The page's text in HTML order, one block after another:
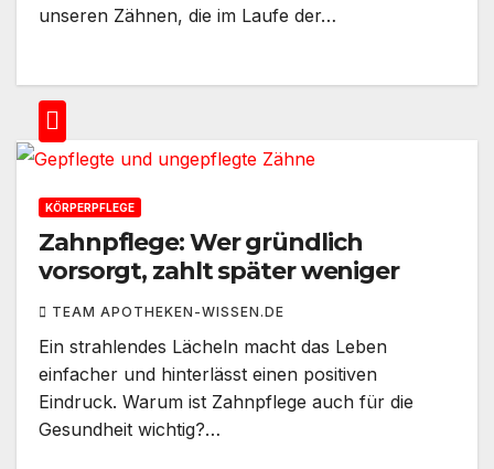
unseren Zähnen, die im Laufe der…
KÖRPERPFLEGE
Zahnpflege: Wer gründlich
vorsorgt, zahlt später weniger
TEAM APOTHEKEN-WISSEN.DE
Ein strahlendes Lächeln macht das Leben
einfacher und hinterlässt einen positiven
Eindruck. Warum ist Zahnpflege auch für die
Gesundheit wichtig?…